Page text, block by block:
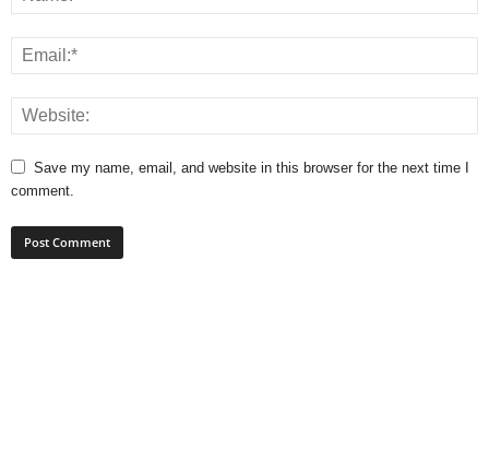
Save my name, email, and website in this browser for the next time I
comment.